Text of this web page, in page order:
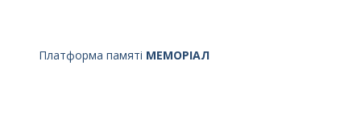
Платформа памяті МЕМОРІАЛ